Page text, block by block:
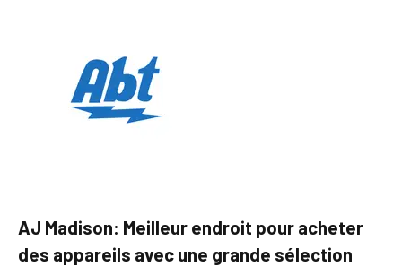
AJ Madison: Meilleur endroit pour acheter
des appareils avec une grande sélection